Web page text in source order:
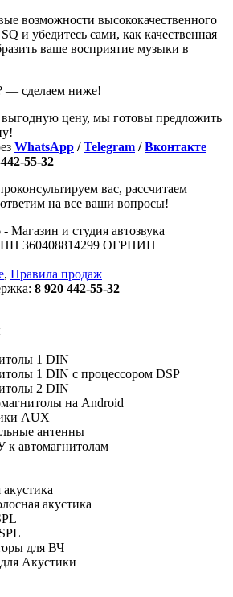
возможности высококачественного
и убедитесь сами, как качественная
ваше восприятие музыки в
— сделаем ниже!
цену, мы готовы предложить
WhatsApp /Telegram /Вконтакте
55-32
вас, рассчитаем
на все ваши вопросы!
- Магазин и студия автозвука
360408814299 ОГРНИП
, Правила продаж
8 920 442-55-32
1 DIN
1 DIN с процессором DSP
2 DIN
на Android
AUX
антенны
к автомагнитолам
акустика
для ВЧ
Акустики